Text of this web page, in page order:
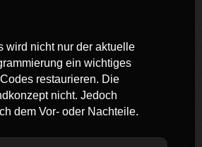
wird nicht nur der aktuelle
ein wichtiges
restaurieren. Die
nicht. Jedoch
dem Vor- oder Nachteile.